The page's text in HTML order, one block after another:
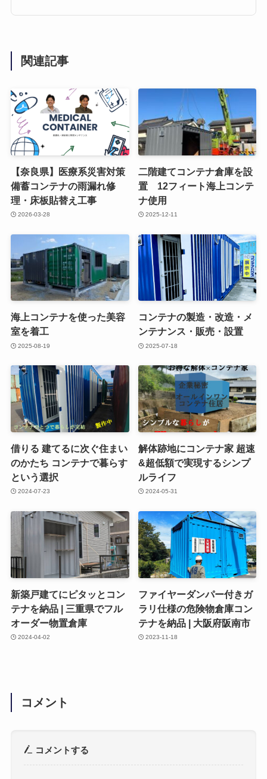
関連記事
【奈良県】医療系災害対策
備蓄コンテナの雨漏れ修
理・床板貼替え工事
2026-03-28
二階建てコンテナ倉庫を設
置 12フィート海上コンテ
ナ使用
2025-12-11
海上コンテナを使った美容
室を着工
2025-08-19
コンテナの製造・改造・メ
ンテナンス・販売・設置
2025-07-18
借りる 建てるに次ぐ住まい
のかたち コンテナで暮らす
という選択
2024-07-23
解体跡地にコンテナ家 超速
&超低額で実現するシンプ
ルライフ
2024-05-31
新築戸建てにピタッとコン
テナを納品 | 三重県でフル
オーダー物置倉庫
2024-04-02
ファイヤーダンパー付きガ
ラリ仕様の危険物倉庫コン
テナを納品 | 大阪府阪南市
2023-11-18
コメント
コメントする